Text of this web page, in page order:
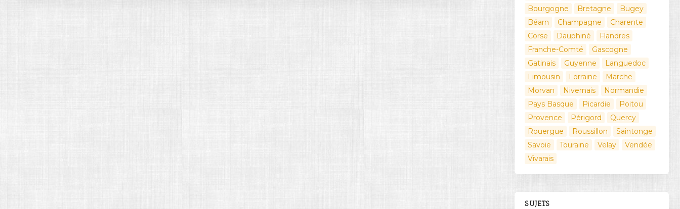
Bourgogne
Bretagne
Bugey
Béarn
Champagne
Charente
Corse
Dauphiné
Flandres
Franche-Comté
Gascogne
Gatinais
Guyenne
Languedoc
Limousin
Lorraine
Marche
Morvan
Nivernais
Normandie
Pays Basque
Picardie
Poitou
Provence
Périgord
Quercy
Rouergue
Roussillon
Saintonge
Savoie
Touraine Velay
Vendée
Vivarais
SUJETS